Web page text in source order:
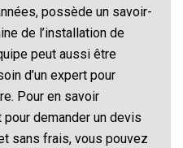
possède un savoir-
de l’installation de
peut aussi être
d’un expert pour
Pour en savoir
demander un devis
sans frais, vous pouvez